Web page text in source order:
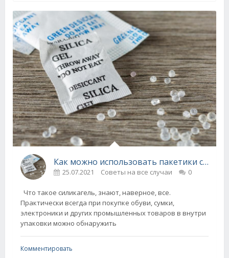
Как можно использовать пакетики силикагеля
25.07.2021 Советы на все случаи 0
Что такое силикагель, знают, наверное, все.
Практически всегда при покупке обуви, сумки,
электроники и других промышленных товаров в внутри
упаковки можно обнаружить
Комментировать